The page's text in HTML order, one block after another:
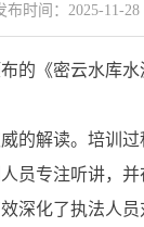
布时间：2025-11-28
的《密云水库
的解读。培训
员专注听讲，
深化了执法人